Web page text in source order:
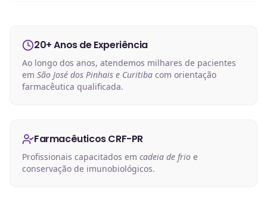
20+ Anos de Experiência
Ao longo dos anos, atendemos milhares de pacientes
em São José dos Pinhais e Curitiba com orientação
farmacêutica qualificada.
Farmacêuticos CRF-PR
Profissionais capacitados em cadeia de frio e
conservação de imunobiológicos.